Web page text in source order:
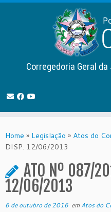
to
content
Corregedoria Geral
Home » Legislação » Atos do
DISP. 12/06/2013
ATO Nº 087/
12/06/2013
6 de outubro de 2016 em Atos do